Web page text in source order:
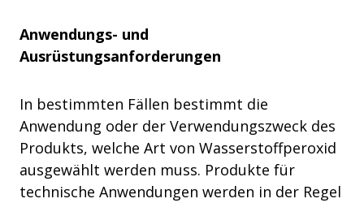
Anwendungs- und
Ausrüstungsanforderungen
In bestimmten Fällen bestimmt die
Anwendung oder der Verwendungszweck des
Produkts, welche Art von Wasserstoffperoxid
ausgewählt werden muss. Produkte für
technische Anwendungen werden in der Regel